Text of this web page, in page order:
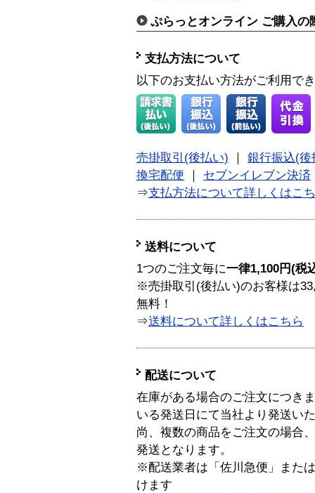
ぷらっとオンライン ご購入の
支払方法について
以下のお支払い方法がご利用で
売掛取引(後払い)
銀行振込(後
換宅配便
セブンイレブン決済
⇒支払方法について詳しくはこ
送料について
1つのご注文毎に一律1,100円(税
※売掛取引(後払い)のお客様は
無料！
⇒送料について詳しくはこちら
配送について
在庫がある場合のご注文につき
いる発送日にて当社より発送い
尚、複数の商品をご注文の場合
発送となります。
※配送業者は「佐川急便」また
けます